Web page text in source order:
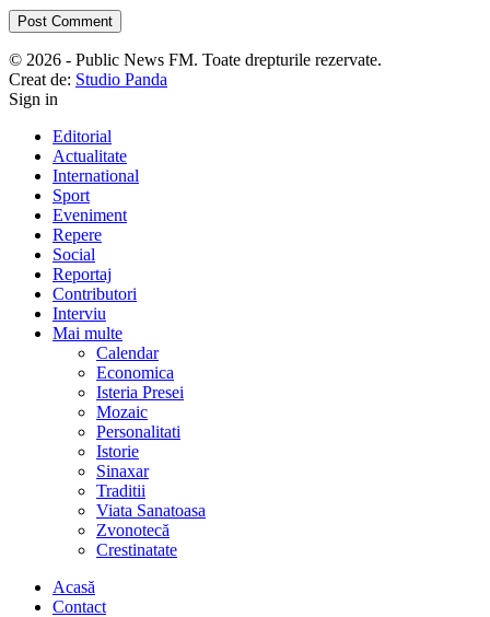
© 2026 - Public News FM. Toate drepturile rezervate.
Creat de: Studio Panda
Sign in
Editorial
Actualitate
International
Sport
Eveniment
Repere
Social
Reportaj
Contributori
Interviu
Mai multe
Calendar
Economica
Isteria Presei
Mozaic
Personalitati
Istorie
Sinaxar
Traditii
Viata Sanatoasa
Zvonotecă
Crestinatate
Acasă
Contact